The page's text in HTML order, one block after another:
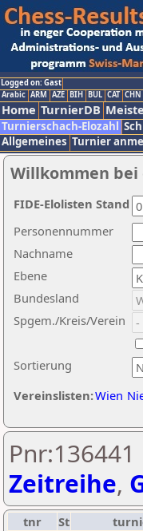
Logged on: Gast
Arabic ARM AZE BIH BUL CAT CHN
Home TurnierDB
Turnierschach-Elozahl
Allgemeines Turnier
Willkommen bei
Nachname
Ebene
Sortierung
Personennummer
Bundesland
Spgem./Kreis/Verein
Vereinslisten:Wien
FIDE-Elolisten Stand
Zeitreihe,
tnr St